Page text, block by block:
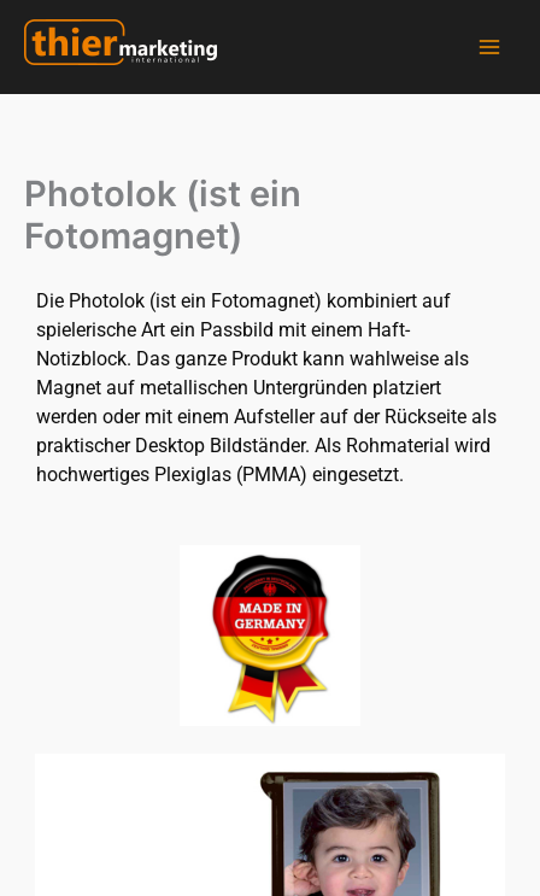
Zum
Inhalt
springen
Photolok (ist ein
Fotomagnet)
Die Photolok (ist ein Fotomagnet) kombiniert auf
spielerische Art ein Passbild mit einem Haft-
Notizblock. Das ganze Produkt kann wahlweise als
Magnet auf metallischen Untergründen platziert
werden oder mit einem Aufsteller auf der Rückseite als
praktischer Desktop Bildständer. Als Rohmaterial wird
hochwertiges Plexiglas (PMMA) eingesetzt.